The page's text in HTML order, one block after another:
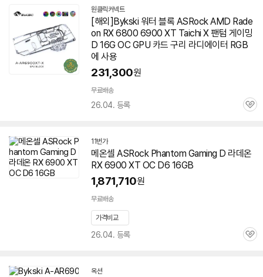
원클릭커넥트네
이
버
페
[해외]Bykski 워터 블록 ASRock AMD Rade
on RX 6800 6900 XT Taichi X팬텀 게이밍
D 16G OC GPU 카드 구리 라디에이터 RGB
에 사용
231,300원
무료배송
26.04. 등록
관
11번가
메온셀 ASRock Phantom Gaming D 라데온
RX 6900 XT OC D6 16GB
1,871,710원
무료배송
가격비교
26.04. 등록
관
옥션